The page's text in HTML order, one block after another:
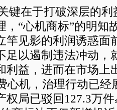
键在于打破深层的
，“心机商标”的明知
见影的利润诱惑面
足以遏制违法冲动，
利益，进而在市场上
心机，治理行动已经
权局已驳回127.3万